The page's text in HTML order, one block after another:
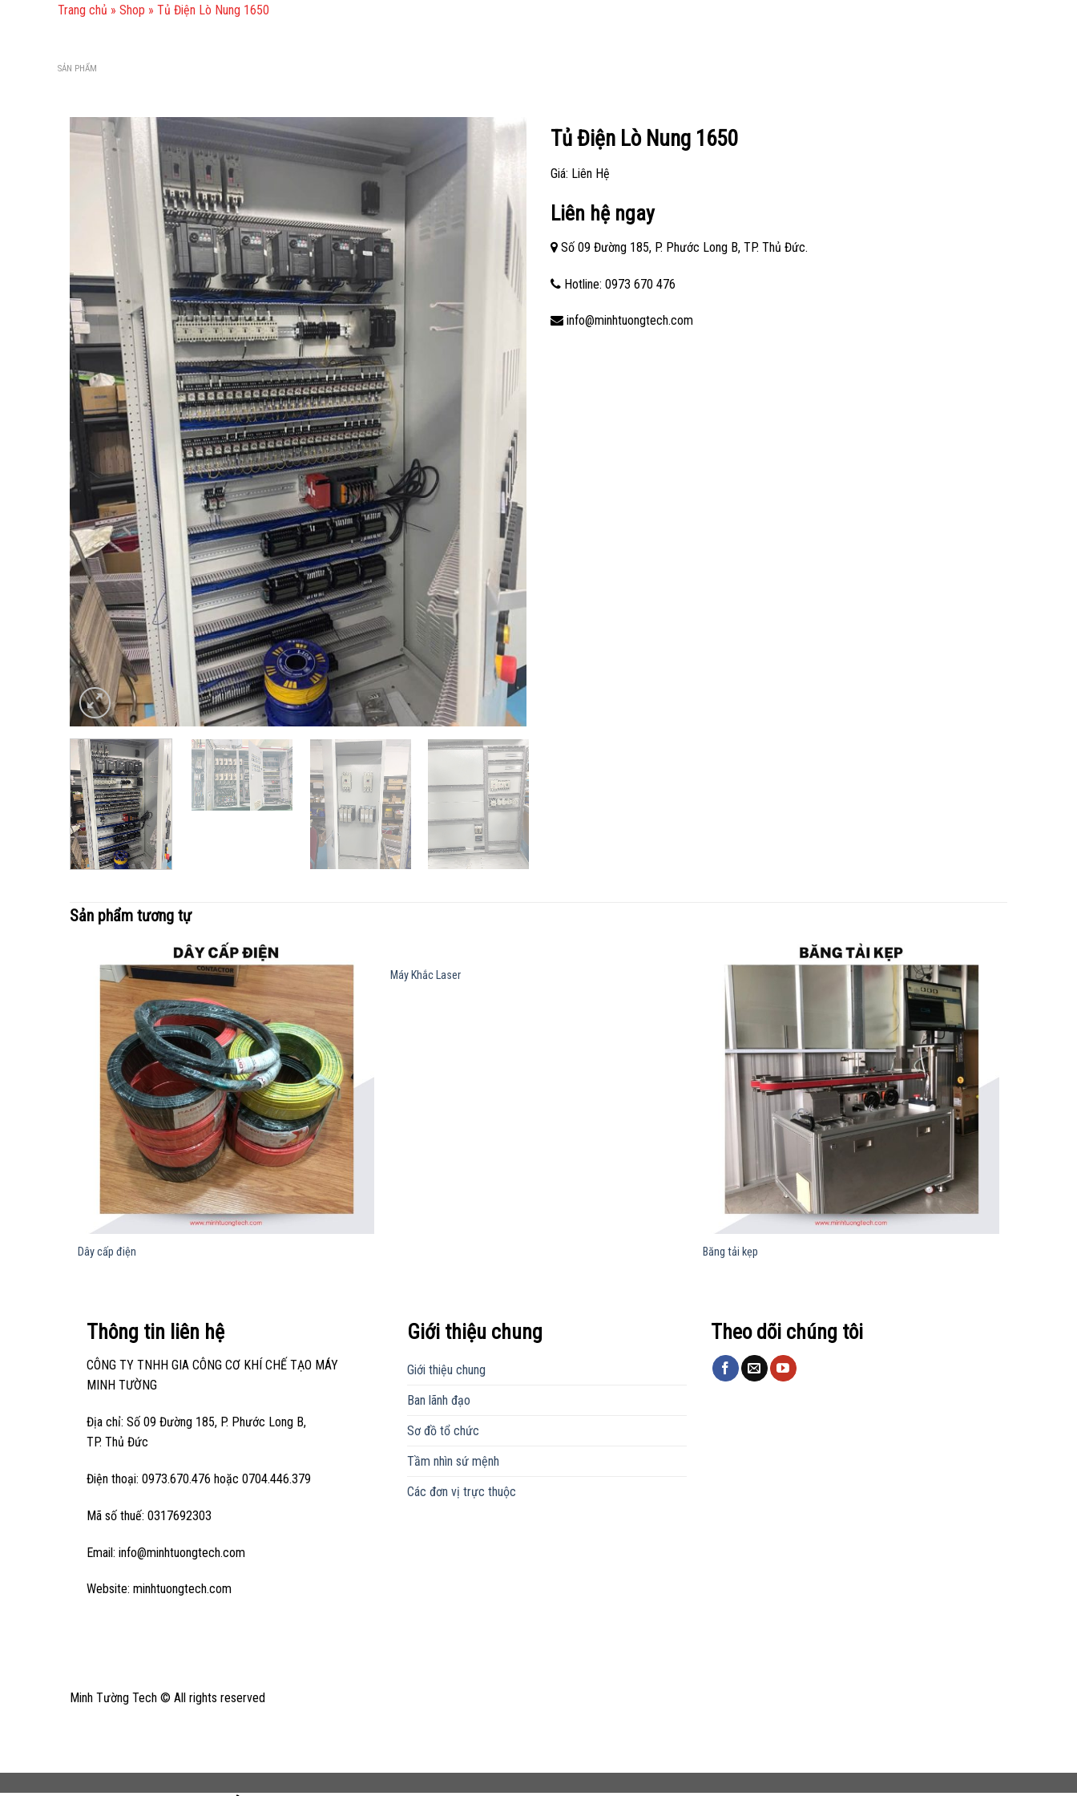
Trang chủ » Shop » Tủ Điện Lò Nung 1650
SẢN PHẨM
Tủ Điện Lò Nung 1650
Giá: Liên Hệ
Liên hệ ngay
Số 09 Đường 185, P. Phước Long B, TP. Thủ Đức.
Hotline: 0973 670 476
info@minhtuongtech.com
Sản phẩm tương tự
Dây cấp điện
Máy Khắc Laser
Băng tải kẹp
Thông tin liên hệ
CÔNG TY TNHH GIA CÔNG CƠ KHÍ CHẾ TẠO MÁY
MINH TƯỜNG
Địa chỉ: Số 09 Đường 185, P. Phước Long B,
TP. Thủ Đức
Điện thoại: 0973.670.476 hoặc 0704.446.379
Mã số thuế: 0317692303
Email: info@minhtuongtech.com
Website: minhtuongtech.com
Giới thiệu chung
Giới thiệu chung
Ban lãnh đạo
Sơ đồ tổ chức
Tầm nhìn sứ mệnh
Các đơn vị trực thuộc
Theo dõi chúng tôi
Minh Tường Tech © All rights reserved